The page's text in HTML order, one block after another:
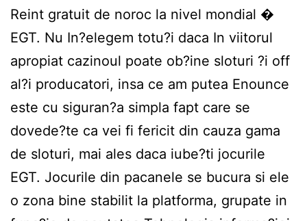
Reint gratuit de noroc la nivel mondial �
EGT. Nu In?elegem totu?i daca In viitorul
apropiat cazinoul poate ob?ine sloturi ?i off
al?i producatori, insa ce am putea Enounce
este cu siguran?a simpla fapt care se
dovede?te ca vei fi fericit din cauza gama
de sloturi, mai ales daca iube?ti jocurile
EGT. Jocurile din pacanele se bucura si ele
o zona bine stabilit la platforma, grupate in